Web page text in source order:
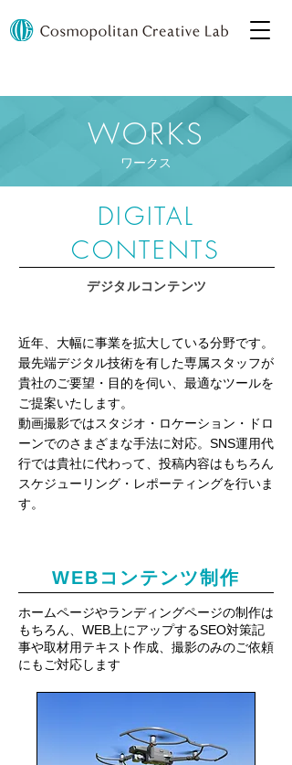
WORKS
ワークス
DIGITAL
CONTENTS
デジタルコンテンツ
近年、大幅に事業を拡大している分野です。
最先端デジタル技術を有した専属スタッフが
貴社のご要望・目的を伺い、最適なツールを
ご提案いたします。
動画撮影ではスタジオ・ロケーション・ドロ
ーンでのさまざまな手法に対応。SNS運用代
行では貴社に代わって、投稿内容はもちろん
スケジューリング・レポーティングを行いま
す。
WEBコンテンツ制作
ホームページやランディングページの制作は
もちろん、WEB上にアップするSEO対策記
事や取材用テキスト作成、撮影のみのご依頼
にもご対応します